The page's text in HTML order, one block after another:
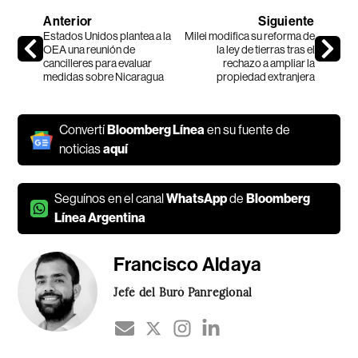
Anterior
Estados Unidos plantea a la
OEA una reunión de
cancilleres para evaluar
medidas sobre Nicaragua
Siguiente
Milei modifica su reforma de
la ley de tierras tras el
rechazo a ampliar la
propiedad extranjera
Convertí Bloomberg Líneaen su fuente de
noticiasaquí
Seguínos en el canalWhatsAppde Bloomberg
Línea Argentina
Francisco Aldaya
Jefé del Buró Panregional